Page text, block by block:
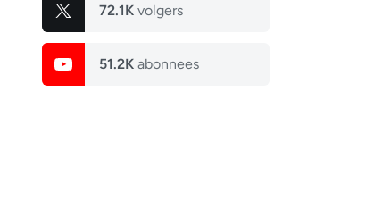
72.1K volgers
51.2K abonnees